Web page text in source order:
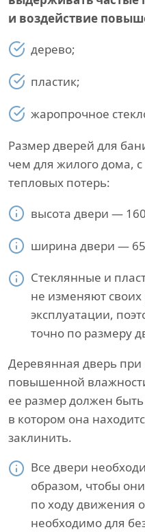
и воздействие
дерево;
пластик;
жаропрочное
Размер дверей для
чем для жилого дома,
тепловых потерь:
высота двери —
ширина двери —
Стеклянные и
не изменяют
эксплуатации,
точно по размеру
Деревянная дверь при
повышенной
ее размер должен
в котором она
заклинить.
Все двери
образом, чтобы
по ходу движения
необходимо для